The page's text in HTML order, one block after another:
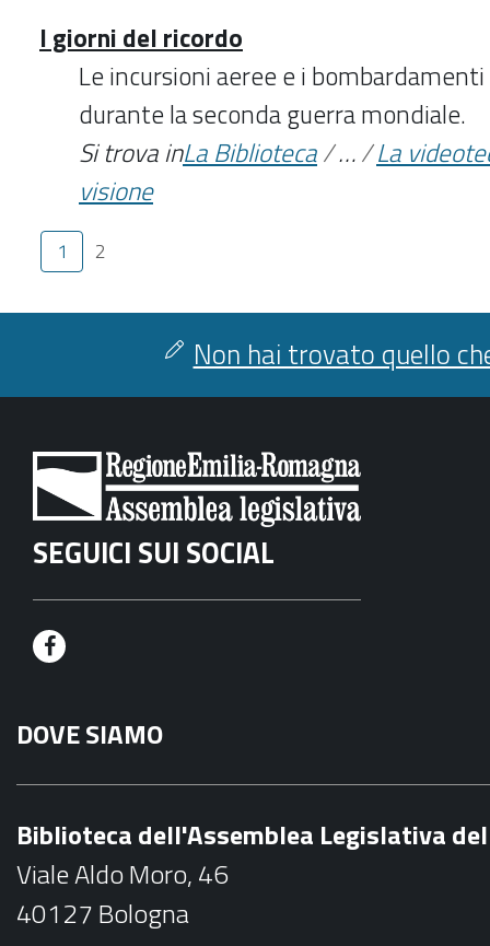
I giorni del ricordo
Le incursioni aeree e i bombardamenti
durante la seconda guerra mondiale.
Si trova inLa Biblioteca/…/La
visione
1 2
Non hai trovato quello
SEGUICI SUI SOCIAL
F
c
e
o
k
DOVE SIAMO
Biblioteca dell'Assemblea Legislativa
Viale Aldo Moro, 46
40127 Bologna